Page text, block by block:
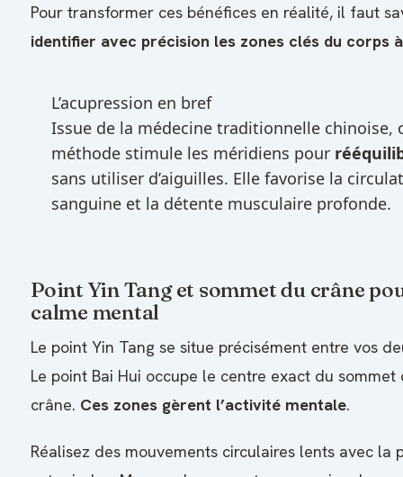
Pour transformer ces bénéfices en réalité, il faut
identifier avec précision les zones clés du corps
L’acupression en bref
Issue de la médecine traditionnelle chinoise,
méthode stimule les méridiens pour
sans utiliser d’aiguilles. Elle favorise la
sanguine et la détente musculaire profonde.
Point Yin Tang et sommet du crâne
calme mental
Le point Yin Tang se situe précisément entre vos
Le point Bai Hui occupe le centre exact du sommet
crâne. Ces zones gèrent l’activité mentale.
Réalisez des mouvements circulaires lents avec la